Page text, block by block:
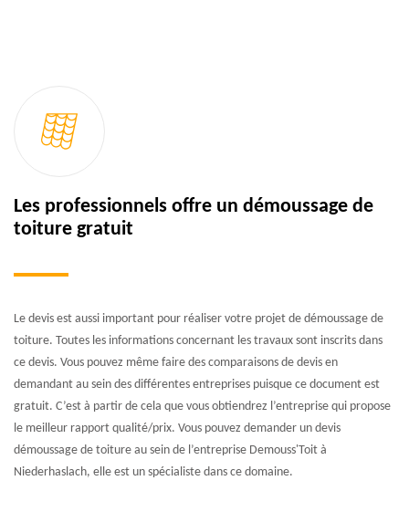
Les professionnels offre un démoussage de
toiture gratuit
Le devis est aussi important pour réaliser votre projet de démoussage de
toiture. Toutes les informations concernant les travaux sont inscrits dans
ce devis. Vous pouvez même faire des comparaisons de devis en
demandant au sein des différentes entreprises puisque ce document est
gratuit. C’est à partir de cela que vous obtiendrez l’entreprise qui propose
le meilleur rapport qualité/prix. Vous pouvez demander un devis
démoussage de toiture au sein de l’entreprise Demouss'Toit à
Niederhaslach, elle est un spécialiste dans ce domaine.